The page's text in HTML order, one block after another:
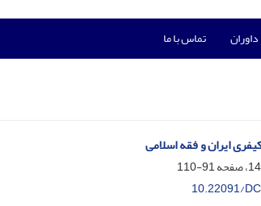
داوران تماس با ما
ایران و فقه اسلامی
91-110
10.22091/